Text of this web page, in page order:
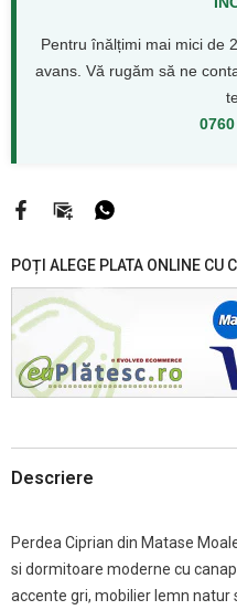
Pentru înălțimi mai mici de
avans. Vă rugăm să ne
POȚI ALEGE PLATA ONLINE CU
Descriere
Perdea Ciprian din Matase
si dormitoare moderne cu
accente gri, mobilier lemn